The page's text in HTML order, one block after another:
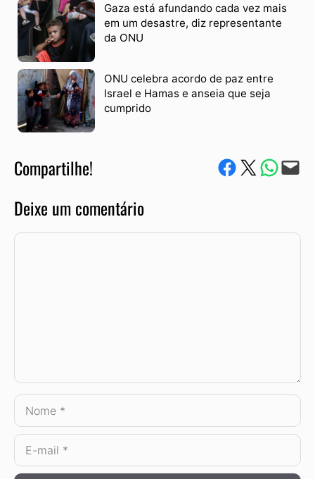
Gaza está afundando cada vez mais
em um desastre, diz representante
da ONU
ONU celebra acordo de paz entre
Israel e Hamas e anseia que seja
cumprido
Compartilhe! Compartilhe no Facebook
Compartilhe no Twitter
Compartile via
Envie via e-mail
Deixe um comentário
Comentário
Nome
E-
mail